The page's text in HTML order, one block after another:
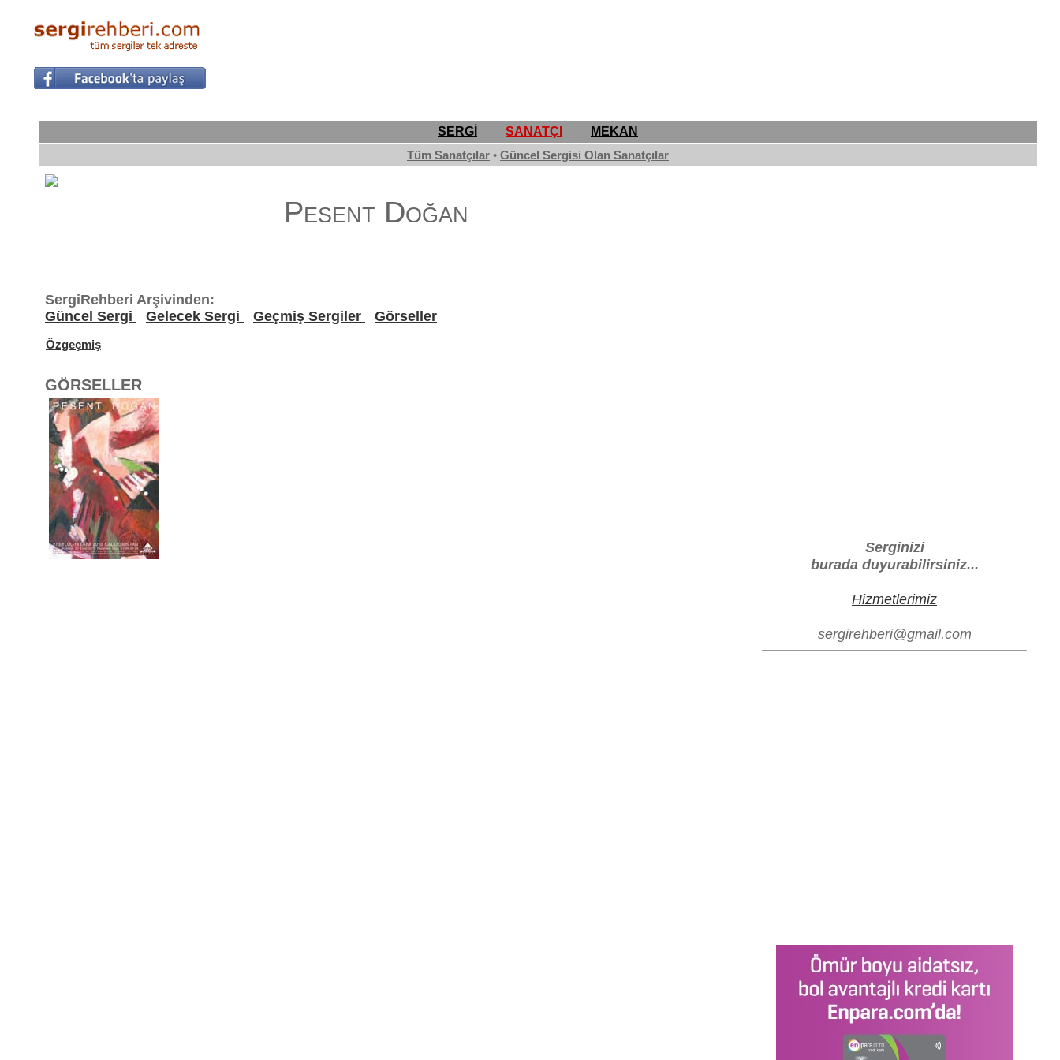
SERGİ SANATÇI
MEKAN
Tüm Sanatçılar • Güncel Sergisi Olan Sanatçılar
Pesent Doğan
SergiRehberi Arşivinden:
Güncel Sergi
Gelecek Sergi Geçmiş Sergiler Görseller
Özgeçmiş
GÖRSELLER
Serginizi
burada duyurabilirsiniz...
Hizmetlerimiz
sergirehberi@gmail.com